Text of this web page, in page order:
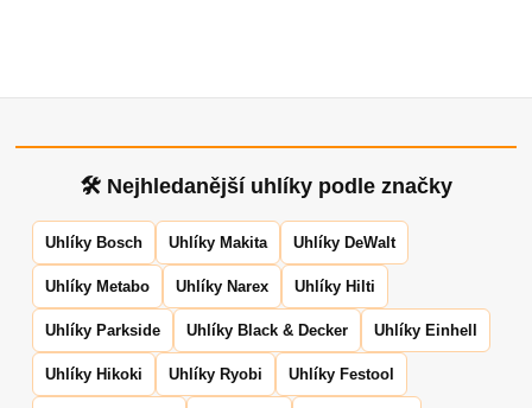
🛠 Nejhledanější uhlíky podle značky
Uhlíky Bosch Uhlíky Makita Uhlíky DeWalt
Uhlíky Metabo Uhlíky Narex Uhlíky Hilti
Uhlíky Parkside Uhlíky Black & Decker Uhlíky Einhell
Uhlíky Hikoki Uhlíky Ryobi Uhlíky Festool